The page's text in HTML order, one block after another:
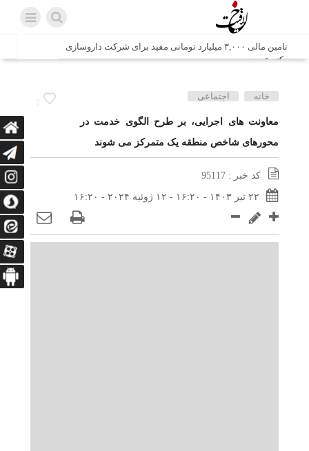
تامین مالی ۳,۰۰۰ میلیارد تومانی مفید برای شرکت داروسازی
دکتر عبیدی
شش وزیر کابینه پاکستان با حضور در سفارت ایران در اسلام
اتابک: ظرفیت های جدید همکاری‌های تجاری ایران و پاکستان با
محوریت بخش خصوصی فعال می‌شود
در مسیر جا‌مانده‌ها، دل‌ها به کربلا رسیده است
وزیر صمت خواستار پیگیری کانتینرهای ایرانی در بندر کراچی
شد / تجارت ۱۰ میلیارد دلاری ایران و پاکستان
2
خانه اجتماعی
معاونت های اجرایی، بر طرح الگوی خدمت در
محورهای شاخص منطقه یک متمرکز می شوند
کد خبر : 95117
۲۲ تیر ۱۴۰۳ - ۱۶:۲۰ - ۱۲ ژوئیه ۲۰۲۴ - ۱۶:۲۰